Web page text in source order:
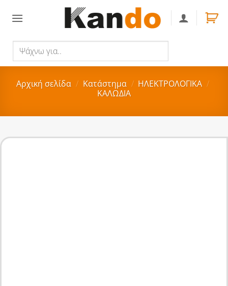
για..
Αρχική σελίδα / Κατάστημα / ΗΛΕΚΤΡΟΛΟΓΙΚΑ /
ΚΑΛΩΔΙΑ